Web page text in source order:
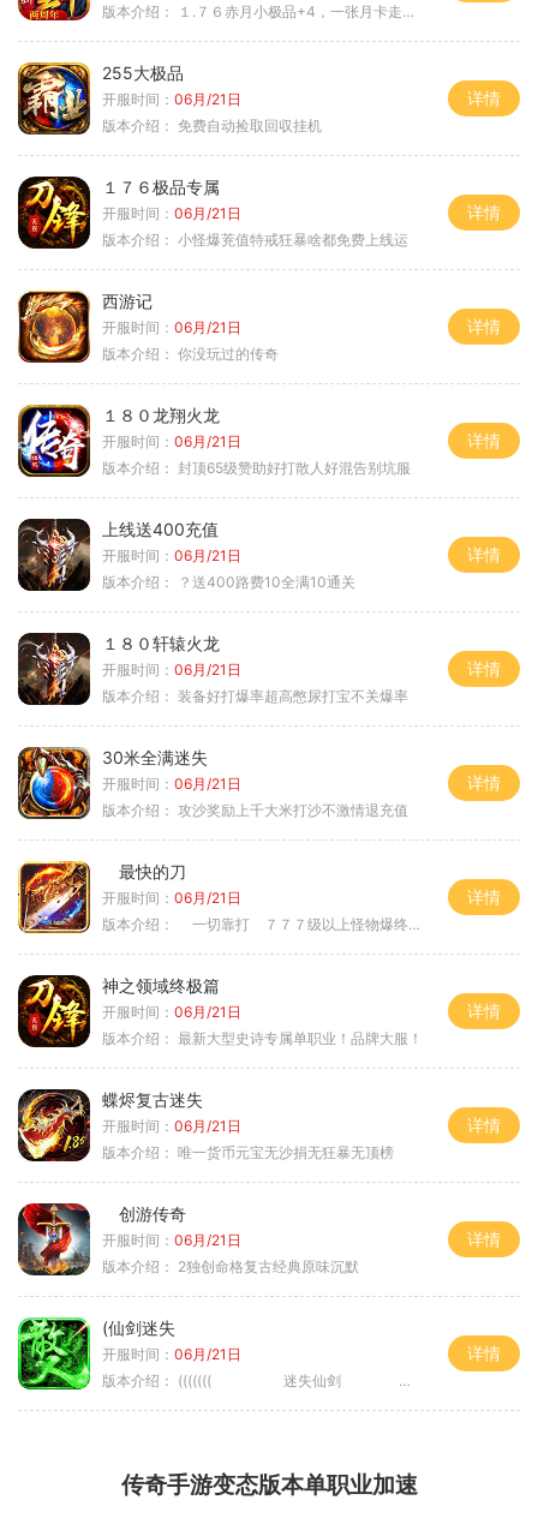
版本介绍：
１.７６赤月小极品+4，一张月卡走天涯c
255大极品
开服时间： 06月/21日
版本介绍： 免费自动捡取回収挂机
详情
１７６极品专属
开服时间： 06月/21日
版本介绍： 小怪爆茺值特戒狂暴啥都免费上线运
详情
西游记
开服时间： 06月/21日
版本介绍： 你没玩过的传奇
详情
１８０龙翔火龙
开服时间： 06月/21日
版本介绍： 封顶65级赞助好打散人好混告别坑服
详情
上线送400充值
开服时间： 06月/21日
版本介绍：
？送400路费10全满10通关
详情
１８０轩辕火龙
开服时间： 06月/21日
版本介绍： 装备好打爆率超高憋尿打宝不关爆率
详情
30米全满迷失
开服时间： 06月/21日
版本介绍： 攻沙奖励上千大米打沙不激情退充值
详情
最快的刀
开服时间： 06月/21日
版本介绍：
一切靠打 ７７７级以上怪物爆终极
详情
神之领域终极篇
开服时间： 06月/21日
版本介绍： 最新大型史诗专属单职业！品牌大服！
详情
蝶烬复古迷失
开服时间： 06月/21日
版本介绍： 唯一货币元宝无沙捐无狂暴无顶榜
详情
创游传奇
开服时间： 06月/21日
版本介绍： 2独创命格复古经典原味沉默
详情
(仙剑迷失
开服时间： 06月/21日
版本介绍： ((((((( 迷失仙剑 )))))
详情
传奇手游变态版本单职业加速